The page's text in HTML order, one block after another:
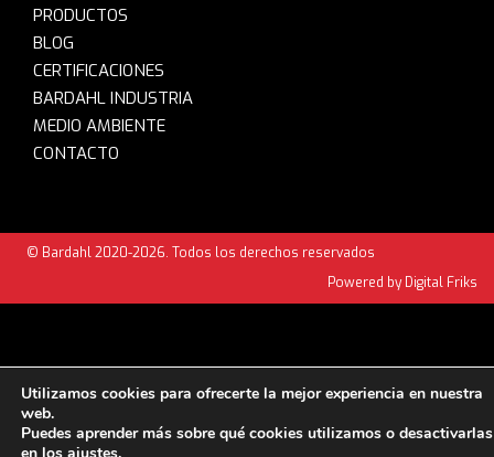
PRODUCTOS
BLOG
CERTIFICACIONES
BARDAHL INDUSTRIA
MEDIO AMBIENTE
CONTACTO
© Bardahl 2020-2026. Todos los derechos reservados
Powered by Digital Friks
Utilizamos cookies para ofrecerte la mejor experiencia en nuestra
web.
Puedes aprender más sobre qué cookies utilizamos o desactivarlas